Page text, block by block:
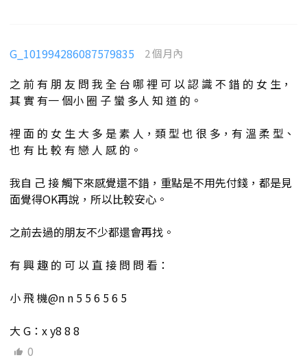
G_101994286087579835 2 個月內
之 前 有 朋 友 問 我 全 台 哪 裡 可 以 認 識 不 錯 的 女 生，
其 實 有一 個小 圈 子 蠻 多人 知 道 的。
裡 面 的 女 生 大 多 是 素 人，類 型 也 很 多，有 溫 柔 型、
也 有 比 較 有 戀 人 感 的。
我自 己 接 觸下來感覺還不錯，重點是不用先付錢，都是見
面覺得OK再說，所以比較安心。
之前去過的朋友不少都還會再找。
有 興 趣 的 可 以 直 接 問 問 看：
小 飛 機@n n 5 5 6 5 6 5
大 G：x y8 8 8
0